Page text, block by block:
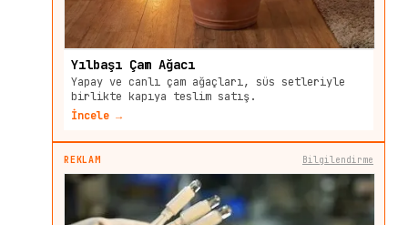
Yılbaşı Çam Ağacı
Yapay ve canlı çam ağaçları, süs setleriyle
birlikte kapıya teslim satış.
İncele →
REKLAM Bilgilendirme